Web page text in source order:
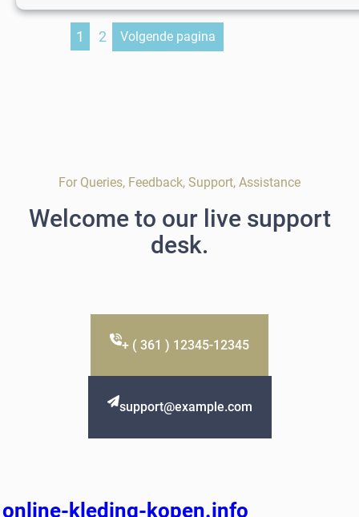
1 2 Volgende pagina
For Queries, Feedback, Support, Assistance
Welcome to our live support
desk.
+ ( 361 ) 12345-12345
support@example.com
online-kleding-kopen.info